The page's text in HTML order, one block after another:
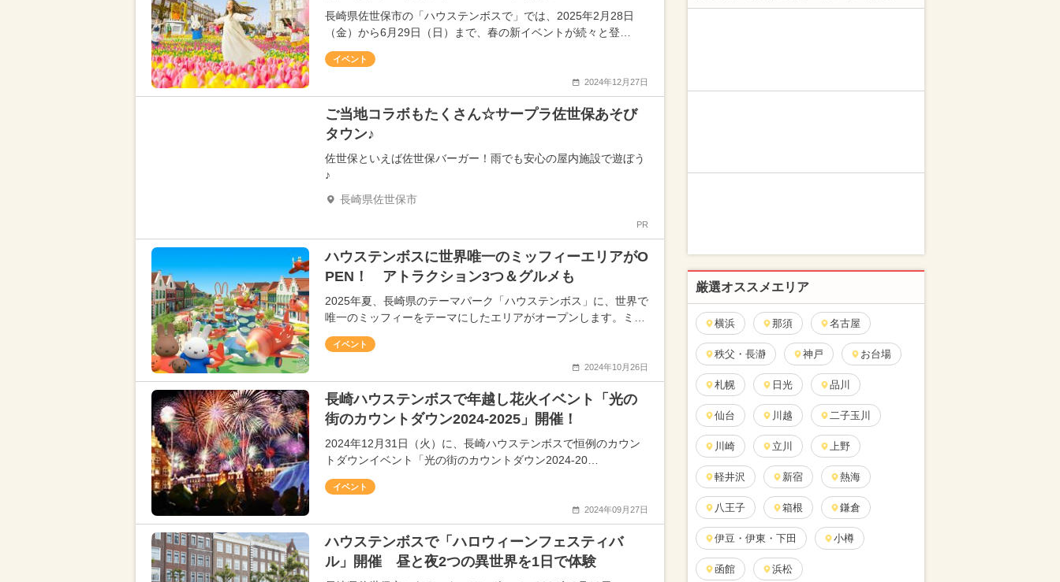
長崎県佐世保市の「ハウステンボスで」では、2025年2月28日
（金）から6月29日（日）まで、春の新イベントが続々と登…
イベント
2024年12月27日
ご当地コラボもたくさん☆サープラ佐世保あそび
タウン♪
佐世保といえば佐世保バーガー！雨でも安心の屋内施設で遊ぼう
♪
長崎県佐世保市
PR
ハウステンボスに世界唯一のミッフィーエリアがO
PEN！ アトラクション3つ＆グルメも
2025年夏、長崎県のテーマパーク「ハウステンボス」に、世界で
唯一のミッフィーをテーマにしたエリアがオープンします。ミ…
イベント
2024年10月26日
長崎ハウステンボスで年越し花火イベント「光の
街のカウントダウン2024-2025」開催！
2024年12月31日（火）に、長崎ハウステンボスで恒例のカウン
トダウンイベント「光の街のカウントダウン2024-20…
イベント
2024年09月27日
ハウステンボスで「ハロウィーンフェスティバ
ル」開催 昼と夜2つの異世界を1日で体験
厳選オススメエリア
横浜 那須 名古屋
秩父・長瀞 神戸 お台場
札幌 日光 品川
仙台 川越 二子玉川
川崎 立川 上野
軽井沢 新宿 熱海
八王子 箱根 鎌倉
伊豆・伊東・下田 小樽
函館 浜松